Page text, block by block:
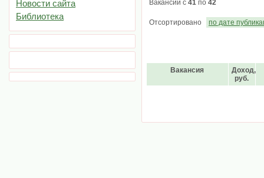
Новости сайта
Библиотека
Вакансии с 41 по 42
Отсортировано по дате
Вакансия
Доход,
руб.